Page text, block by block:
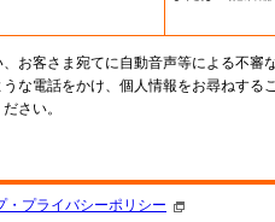
お客さま宛てに自動音声等による不審
な電話をかけ、個人情報をお尋ねする
さい。
・プライバシーポリシー